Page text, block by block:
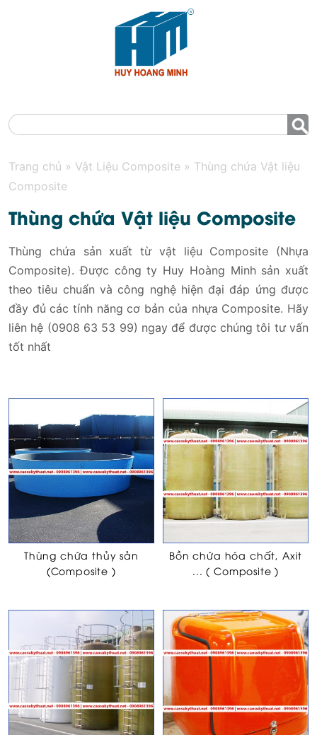
Trang chủ » Vật Liệu Composite » Thùng chứa Vật liệu
Composite
Thùng chứa Vật liệu Composite
Thùng chứa sản xuất từ vật liệu Composite (Nhựa
Composite). Được công ty Huy Hoàng Minh sản xuất
theo tiêu chuẩn và công nghệ hiện đại đáp ứng được
đầy đủ các tính năng cơ bản của nhựa Composite. Hãy
liên hệ (0908 63 53 99) ngay để được chúng tôi tư vấn
tốt nhất
Thùng chứa thủy sản
(Composite )
Bồn chứa hóa chất, Axit
... ( Composite )